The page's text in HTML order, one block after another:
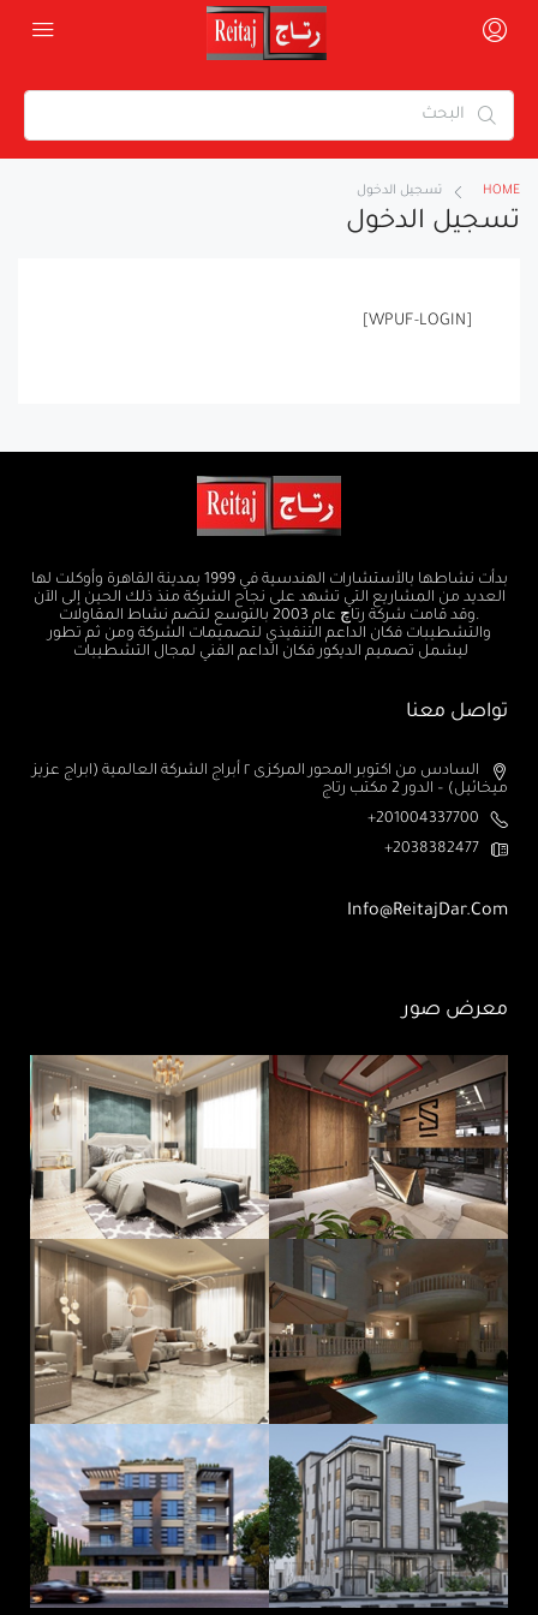
HOME تسجيل الدخول
تسجيل الدخول
[WPUF-LOGIN]
بدأت نشاطها بالأستشارات الهندسية في 1999 بمدينة القاهرة وأوكلت لها
العديد من المشاريع التي تشهد على نجاح الشركة منذ ذلك الحين إلى الآن
.وقد قامت شركة رتاچ عام 2003 بالتوسع لتضم نشاط المقاولات
والتشطيبات فكان الداعم التنفيذي لتصميمات الشركة ومن ثم تطور
ليشمل تصميم الديكور فكان الداعم الفني لمجال التشطيبات
تواصل معنا
السادس من اكتوبر المحور المركزى ٢ أبراج الشركة العالمية (ابراج عزيز
ميخائيل) – الدور 2 مكتب رتاج
201004337700+
2038382477+
Info@ReitajDar.com
معرض صور